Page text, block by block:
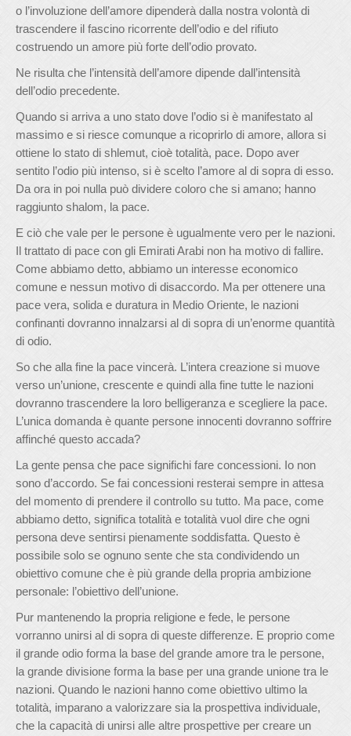
o l’involuzione dell’amore dipenderà dalla nostra volontà di
trascendere il fascino ricorrente dell’odio e del rifiuto
costruendo un amore più forte dell’odio provato.
Ne risulta che l’intensità dell’amore dipende dall’intensità
dell’odio precedente.
Quando si arriva a uno stato dove l’odio si è manifestato al
massimo e si riesce comunque a ricoprirlo di amore, allora si
ottiene lo stato di shlemut, cioè totalità, pace. Dopo aver
sentito l’odio più intenso, si è scelto l’amore al di sopra di esso.
Da ora in poi nulla può dividere coloro che si amano; hanno
raggiunto shalom, la pace.
E ciò che vale per le persone è ugualmente vero per le nazioni.
Il trattato di pace con gli Emirati Arabi non ha motivo di fallire.
Come abbiamo detto, abbiamo un interesse economico
comune e nessun motivo di disaccordo. Ma per ottenere una
pace vera, solida e duratura in Medio Oriente, le nazioni
confinanti dovranno innalzarsi al di sopra di un’enorme quantità
di odio.
So che alla fine la pace vincerà. L’intera creazione si muove
verso un’unione, crescente e quindi alla fine tutte le nazioni
dovranno trascendere la loro belligeranza e scegliere la pace.
L’unica domanda è quante persone innocenti dovranno soffrire
affinché questo accada?
La gente pensa che pace significhi fare concessioni. Io non
sono d’accordo. Se fai concessioni resterai sempre in attesa
del momento di prendere il controllo su tutto. Ma pace, come
abbiamo detto, significa totalità e totalità vuol dire che ogni
persona deve sentirsi pienamente soddisfatta. Questo è
possibile solo se ognuno sente che sta condividendo un
obiettivo comune che è più grande della propria ambizione
personale: l’obiettivo dell’unione.
Pur mantenendo la propria religione e fede, le persone
vorranno unirsi al di sopra di queste differenze. E proprio come
il grande odio forma la base del grande amore tra le persone,
la grande divisione forma la base per una grande unione tra le
nazioni. Quando le nazioni hanno come obiettivo ultimo la
totalità, imparano a valorizzare sia la prospettiva individuale,
che la capacità di unirsi alle altre prospettive per creare un